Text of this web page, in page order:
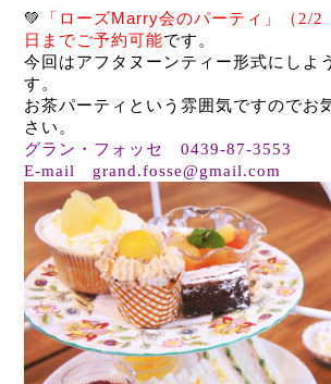
💚 「ローズMarry会のパーティ」（2/
日までご予約可能です。
今回はアフタヌーンティー形式にしよ
す。
お茶パーティという雰囲気ですのでお
さい。
グラン・フォッセ 0439-87-3553
E-mail grand.fosse@gmail.com